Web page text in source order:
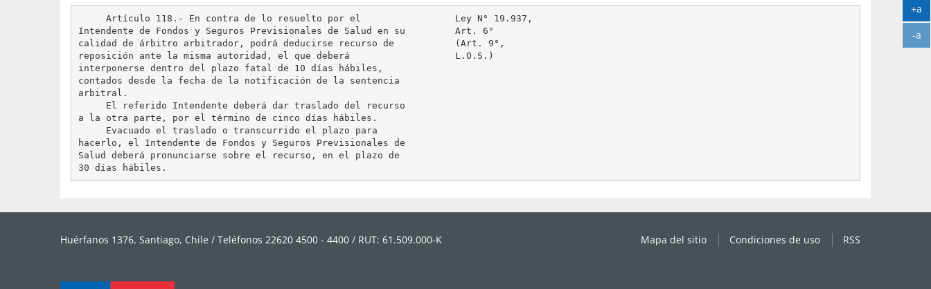
     Artículo 118.- En contra de lo resuelto por el                 Ley N° 19.937,
Intendente de Fondos y Seguros Previsionales de Salud en su         Art. 6°
calidad de árbitro arbitrador, podrá deducirse recurso de           (Art. 9°,
reposición ante la misma autoridad, el que deberá                   L.O.S.)
interponerse dentro del plazo fatal de 10 días hábiles,
contados desde la fecha de la notificación de la sentencia
arbitral.
     El referido Intendente deberá dar traslado del recurso
a la otra parte, por el término de cinco días hábiles.
     Evacuado el traslado o transcurrido el plazo para
hacerlo, el Intendente de Fondos y Seguros Previsionales de
Salud deberá pronunciarse sobre el recurso, en el plazo de
Huérfanos 1376, Santiago, Chile / Teléfonos 22620 4500 - 4400 / RUT: 61.509.000-K Mapa del sitio Condiciones de uso RSS
+a
-a